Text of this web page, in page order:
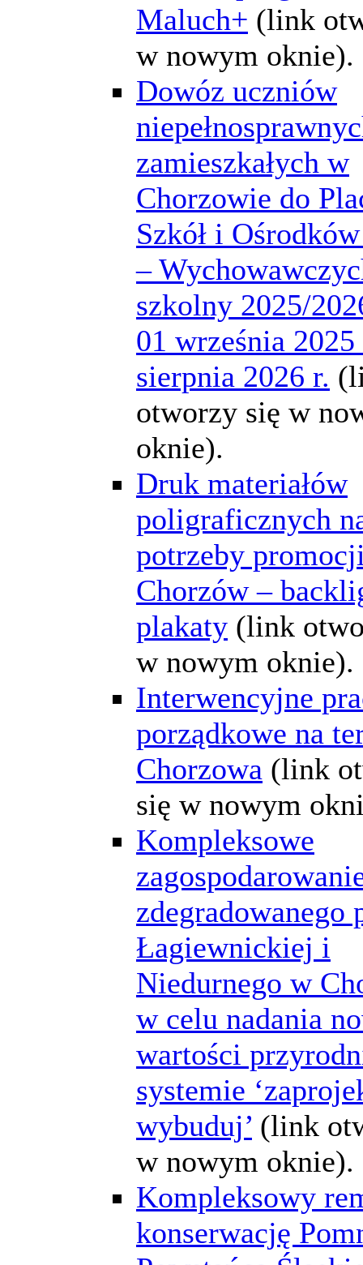
Maluch+ (link
w nowym oknie).
Dowóz uczniów
zamieszkałych w
Chorzowie do
Szkół i
–
szkolny 2025/
01 września
sierpnia 2026 r.
otworzy się w
oknie).
Druk materiałów
poligraficznych
potrzeby
Chorzów –
plakaty (link
w nowym oknie).
Interwencyjne
porządkowe na
Chorzowa (link
się w nowym
Kompleksowe
zdegradowanego
Łagiewnickiej i
Niedurnego w
w celu nadania
wartości
systemie
wybuduj’ (link
w nowym oknie).
Kompleksowy
konserwację